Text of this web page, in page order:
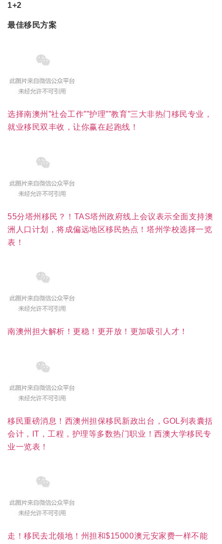
1+2
最佳移民方案
选择南澳州”社会工作””护理””教育”三大非热门移民专业，
就业移民双丰收，让你赢在起跑线！
55分塔州移民？！TAS塔州政府线上会议表示全面支持澳
洲人口计划，将成偏远地区移民热点！塔州学校选择一览
表！
南澳州担大解析！更稳！更开放！更加吸引人才！
移民重磅消息！西澳州担保移民新政出台，GOL列表囊括
会计，IT，工程，护理等多数热门职业！西澳大学移民专
业一览表！
走！移民去北领地！州担和$15000澳元安家费一样不能